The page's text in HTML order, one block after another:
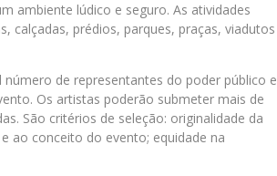
ambiente lúdico e seguro. As atividades
calçadas, prédios, parques, praças, viadutos
de representantes do poder público e
Os artistas poderão submeter mais de
São critérios de seleção: originalidade da
ao conceito do evento; equidade na